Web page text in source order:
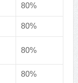
80%
80%
80%
80%